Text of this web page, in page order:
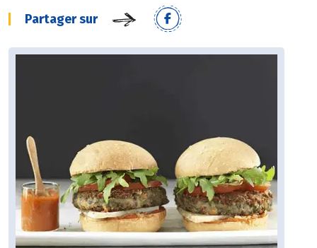
Partager sur